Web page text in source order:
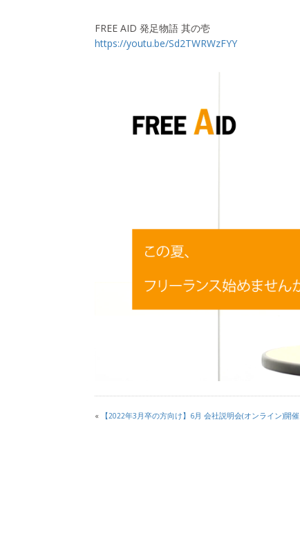
FREE AID 発足物語 其の壱
https://youtu.be/Sd2TWRWzFYY
« 【2022年3月卒の方向け】6月 会社説明会(オンライン)開催